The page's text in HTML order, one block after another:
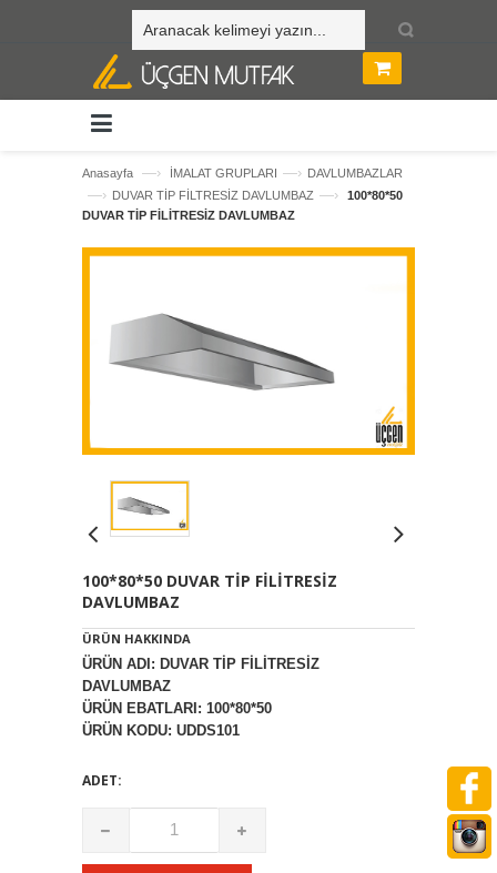
Anasayfa —› İMALAT GRUPLARI —› DAVLUMBAZLAR
—› DUVAR TİP FİLTRESİZ DAVLUMBAZ —›
100*80*50
DUVAR TİP FİLİTRESİZ DAVLUMBAZ
100*80*50 DUVAR TİP FİLİTRESİZ
DAVLUMBAZ
ÜRÜN HAKKINDA
ÜRÜN ADI: DUVAR TİP FİLİTRESİZ
DAVLUMBAZ
ÜRÜN EBATLARI: 100*80*50
ÜRÜN KODU: UDDS101
ADET: